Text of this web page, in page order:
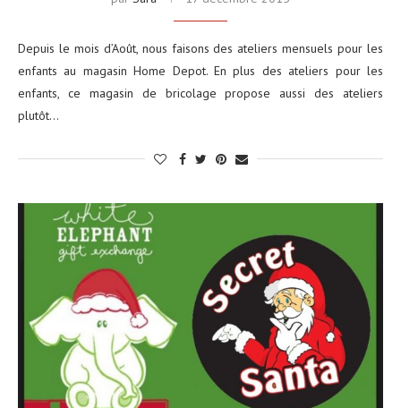
Depuis le mois d’Août, nous faisons des ateliers mensuels pour les
enfants au magasin Home Depot. En plus des ateliers pour les
enfants, ce magasin de bricolage propose aussi des ateliers
plutôt…